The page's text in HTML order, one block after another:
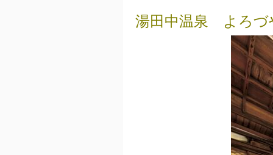
湯田中温泉 よろづ